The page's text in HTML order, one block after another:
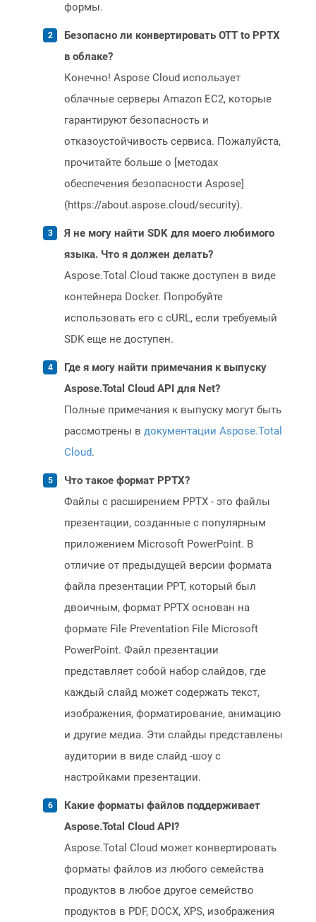
формы.
Безопасно ли конвертировать OTT to PPTX
в облаке?
Конечно! Aspose Cloud использует
облачные серверы Amazon EC2, которые
гарантируют безопасность и
отказоустойчивость сервиса. Пожалуйста,
прочитайте больше о [методах
обеспечения безопасности Aspose]
(https://about.aspose.cloud/security).
Я не могу найти SDK для моего любимого
языка. Что я должен делать?
Aspose.Total Cloud также доступен в виде
контейнера Docker. Попробуйте
использовать его с cURL, если требуемый
SDK еще не доступен.
Где я могу найти примечания к выпуску
Aspose.Total Cloud API для Net?
Полные примечания к выпуску могут быть
рассмотрены в документации Aspose.Total
Cloud.
Что такое формат PPTX?
Файлы с расширением PPTX - это файлы
презентации, созданные с популярным
приложением Microsoft PowerPoint. В
отличие от предыдущей версии формата
файла презентации PPT, который был
двоичным, формат PPTX основан на
формате File Preventation File Microsoft
PowerPoint. Файл презентации
представляет собой набор слайдов, где
каждый слайд может содержать текст,
изображения, форматирование, анимацию
и другие медиа. Эти слайды представлены
аудитории в виде слайд -шоу с
настройками презентации.
Какие форматы файлов поддерживает
Aspose.Total Cloud API?
Aspose.Total Cloud может конвертировать
форматы файлов из любого семейства
продуктов в любое другое семейство
продуктов в PDF, DOCX, XPS, изображения